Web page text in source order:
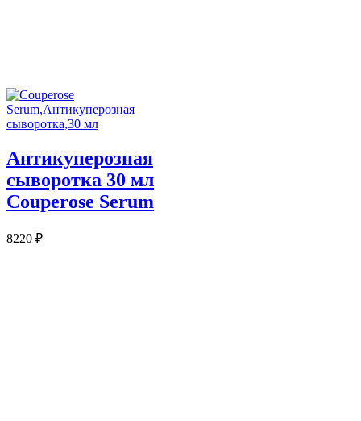
Антикуперозная
сыворотка 30 мл
Couperose Serum
8220 ₽